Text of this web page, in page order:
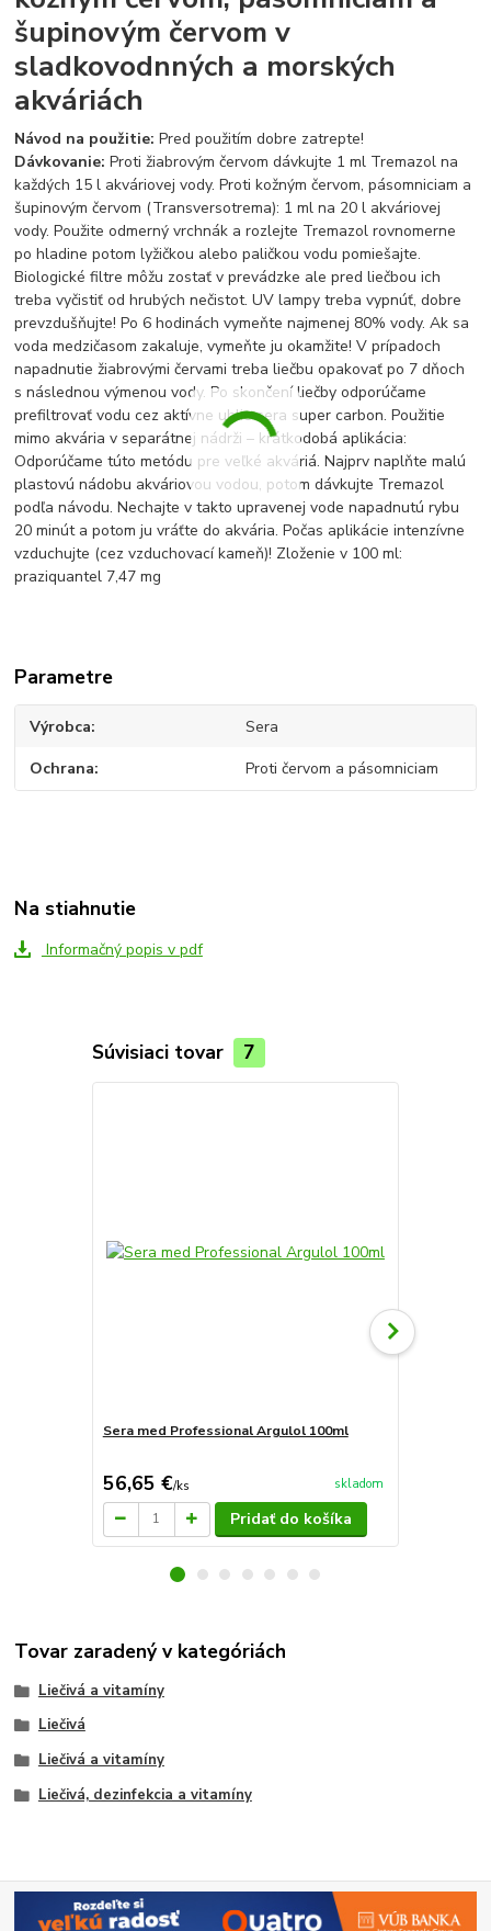
šupinovým červom v
sladkovodnných a morských
akváriách
Návod na použitie:Pred použitím dobre zatrepte!
Dávkovanie:Proti žiabrovým červom dávkujte 1 ml Tremazol na
každých 15 l akváriovej vody. Proti kožným červom, pásomniciam a
šupinovým červom (Transversotrema): 1 ml na 20 l akváriovej
vody. Použite odmerný vrchnák a rozlejte Tremazol rovnomerne
po hladine potom lyžičkou alebo paličkou vodu pomiešajte.
Biologické filtre môžu zostať v prevádzke ale pred liečbou ich
treba vyčistiť od hrubých nečistot. UV lampy treba vypnúť, dobre
prevzdušňujte! Po 6 hodinách vymeňte najmenej 80% vody. Ak sa
voda medzičasom zakaluje, vymeňte ju okamžite! V prípadoch
napadnutie žiabrovými červami treba liečbu opakovať po 7 dňoch
s následnou výmenou vody. Po skončení liečby odporúčame
prefiltrovať vodu cez aktívne uhlie sera super carbon. Použitie
mimo akvária v separátnej nádrži – krátkodobá aplikácia:
Odporúčame túto metódu pre veľké akváriá. Najprv naplňte malú
plastovú nádobu akváriovou vodou, potom dávkujte Tremazol
podľa návodu. Nechajte v takto upravenej vode napadnutú rybu
20 minút a potom ju vráťte do akvária. Počas aplikácie intenzívne
vzduchujte (cez vzduchovací kameň)! Zloženie v 100 ml:
praziquantel 7,47 mg
Parametre
Výrobca Sera
Ochrana Proti červom a pásomniciam
Na stiahnutie
Informačný popis v pdf
Súvisiaci tovar 7
Sera med Professional Argulol 100ml
56,65 €/ks skladom
Pridať do košíka
Tovar zaradený v kategóriách
Liečivá a vitamíny
Liečivá
Liečivá a vitamíny
Liečivá, dezinfekcia a vitamíny